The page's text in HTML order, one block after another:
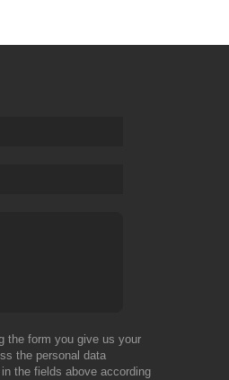
the form you give us your
the personal data
the fields above according